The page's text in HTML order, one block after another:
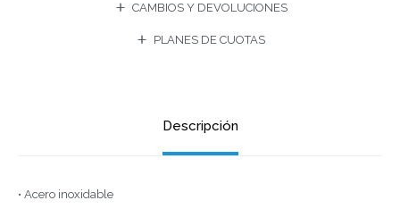
CAMBIOS Y DEVOLUCIONES
PLANES DE CUOTAS
Descripción
• Acero inoxidable